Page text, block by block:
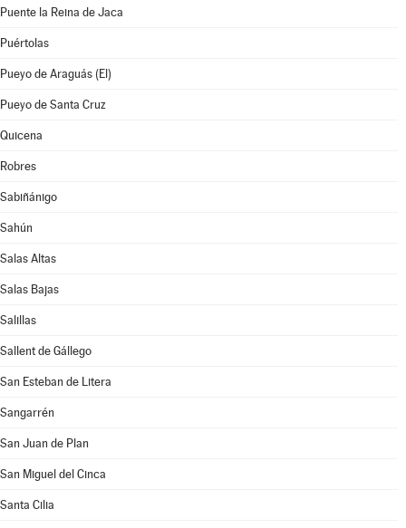
Puente la Reina de Jaca
Puértolas
Pueyo de Araguás (El)
Pueyo de Santa Cruz
Quicena
Robres
Sabiñánigo
Sahún
Salas Altas
Salas Bajas
Salillas
Sallent de Gállego
San Esteban de Litera
Sangarrén
San Juan de Plan
San Miguel del Cinca
Santa Cilia